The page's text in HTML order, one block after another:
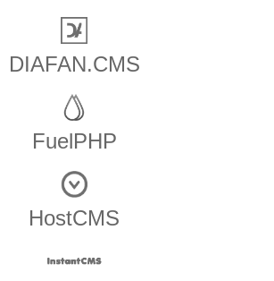
DIAFAN.CMS
FuelPHP
HostCMS